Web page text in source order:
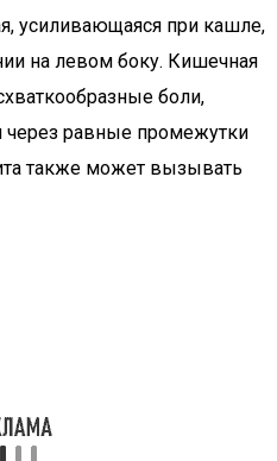
усиливающаяся при кашле,
на левом боку. Кишечная
боли,
равные промежутки
также может вызывать